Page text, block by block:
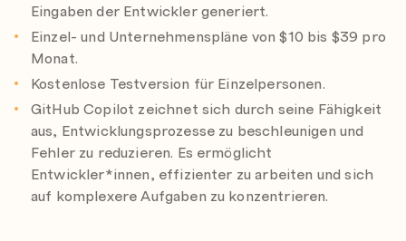
Eingaben der Entwickler generiert.
Einzel- und Unternehmenspläne von $10 bis $39 pro
Monat.
Kostenlose Testversion für Einzelpersonen.
GitHub Copilot zeichnet sich durch seine Fähigkeit
aus, Entwicklungsprozesse zu beschleunigen und
Fehler zu reduzieren. Es ermöglicht
Entwickler*innen, effizienter zu arbeiten und sich
auf komplexere Aufgaben zu konzentrieren.